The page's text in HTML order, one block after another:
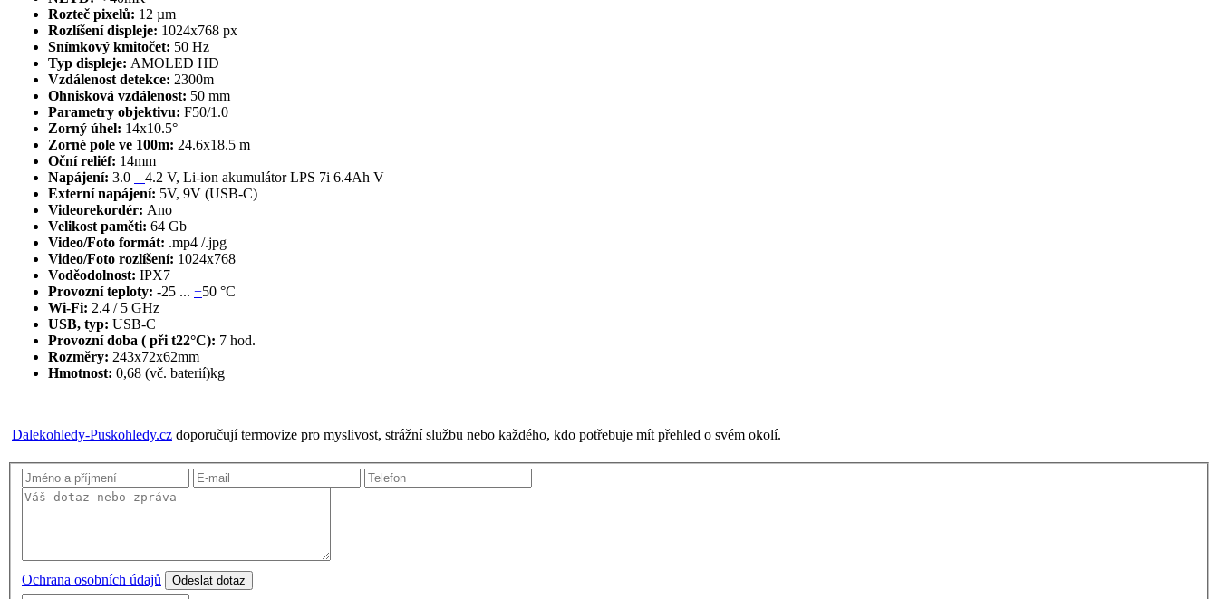
Rozteč pixelů: 12 µm
Rozlíšení displeje: 1024x768 px
Snímkový kmitočet: 50 Hz
Typ displeje: AMOLED HD
Vzdálenost detekce: 2300m
Ohnisková vzdálenost: 50 mm
Parametry objektivu: F50/1.0
Zorný úhel: 14x10.5°
Zorné pole ve 100m: 24.6х18.5 m
Oční reliéf: 14mm
Napájení: 3.0 – 4.2 V, Li-ion akumulátor LPS 7i 6.4Ah V
Externí napájení: 5V, 9V (USB-C)
Videorekordér: Ano
Velikost paměti: 64 Gb
Video/Foto formát: .mp4 /.jpg
Video/Foto rozlíšení: 1024x768
Voděodolnost: IPX7
Provozní teploty: -25 ... +50 °C
Wi-Fi: 2.4 / 5 GHz
USB, typ: USB-C
Provozní doba ( při t22°C): 7 hod.
Rozměry: 243x72x62mm
Hmotnost: 0,68 (vč. baterií)kg
Dalekohledy-Puskohledy.cz doporučují termovize pro myslivost, strážní službu nebo každého, kdo potřebuje mít přehled o svém okolí.
Ochrana osobních údajů Odeslat dotaz